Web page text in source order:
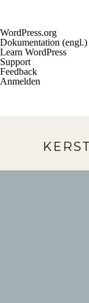
Über
WordPress
WordPress.org
Dokumentation (engl.)
Learn WordPress
Support
Feedback
Anmelden